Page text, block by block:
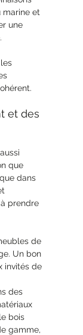
marine et
une
et des
que
dans
prendre
de
Un bon
invités de
des
bois
gamme,